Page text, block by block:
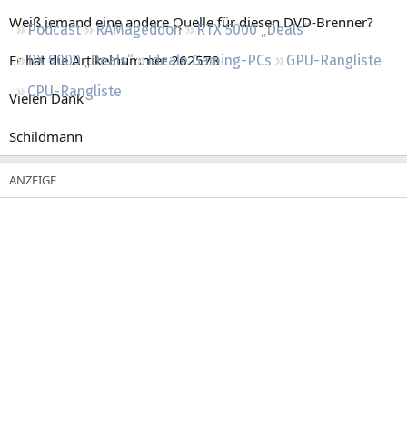
Podcast RAMageddon
RTX 5000 „Deals“
RX 9000 „Deals“
Ideale Gaming-PCs
GPU-Rangliste
CPU-Rangliste
Weiß jemand eine andere Quelle für diesen DVD-Brenner?
Er hat die Artikelnummer 262578
Vielen Dank
Schildmann